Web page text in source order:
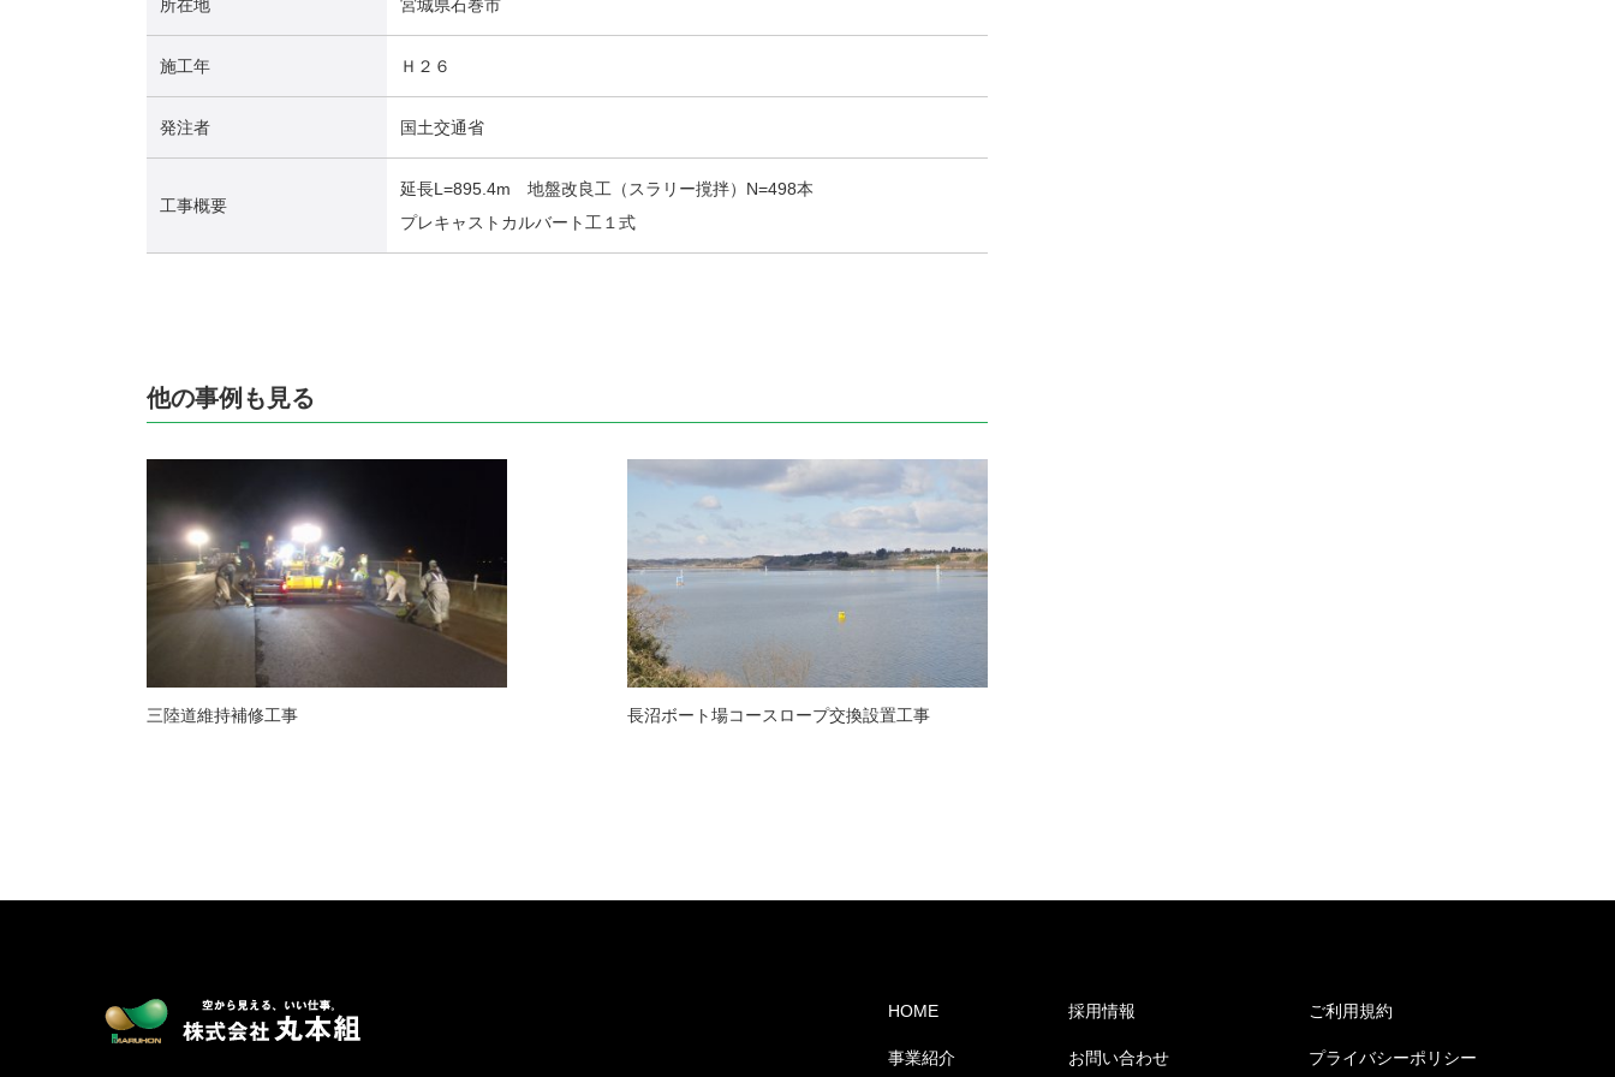
所在地 宮城県石巻市
施工年 Ｈ２６
発注者 国土交通省
工事概要
延長L=895.4m 地盤改良工（スラリー撹拌）N=498本
プレキャストカルバート工１式
他の事例も見る
三陸道維持補修工事 長沼ボート場コースロープ交換設置工事
HOME
事業紹介
採用情報
お問い合わせ
ご利用規約
プライバシーポリシー